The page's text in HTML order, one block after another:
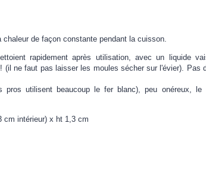
chaleur de façon constante pendant la cuisson.
rapidement après utilisation, avec un liquide
(il ne faut pas laisser les moules sécher sur l'évier). Pas
pros utilisent beaucoup le fer blanc), peu onéreux, le
cm intérieur) x ht 1,3 cm